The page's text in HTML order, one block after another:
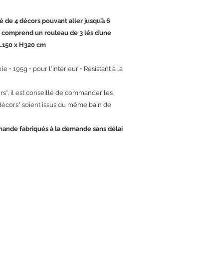
4 décors pouvant aller jusqu’à 6
un rouleau de 3 lés d’une
x H320 cm
• 195g • pour l'intérieur • Résistant à la
il est conseillé de commander les
soient issus du même bain de
fabriqués à la demande sans délai